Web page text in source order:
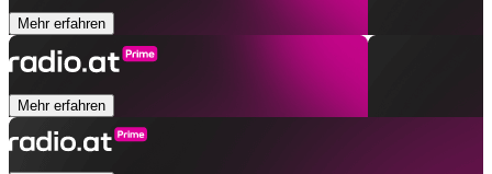
Mehr erfahren
Mehr erfahren